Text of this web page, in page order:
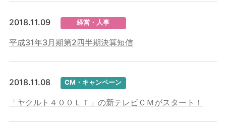
2018.11.09 経営・人事
平成31年3月期第2四半期決算短信
2018.11.08 CM・キャンペーン
「ヤクルト４００ＬＴ」の新テレビＣＭがスタート！